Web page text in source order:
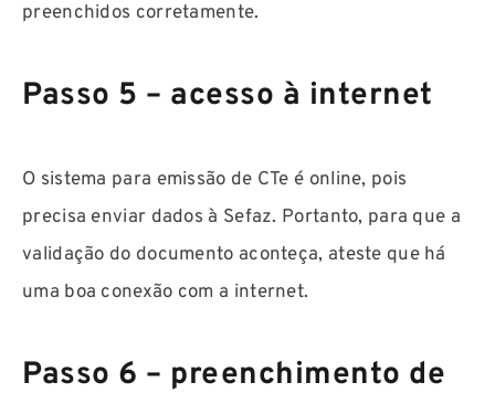
preenchidos corretamente.
Passo 5 – acesso à internet
O sistema para emissão de CTe é online, pois
precisa enviar dados à Sefaz. Portanto, para que a
validação do documento aconteça, ateste que há
uma boa conexão com a internet.
Passo 6 – preenchimento de